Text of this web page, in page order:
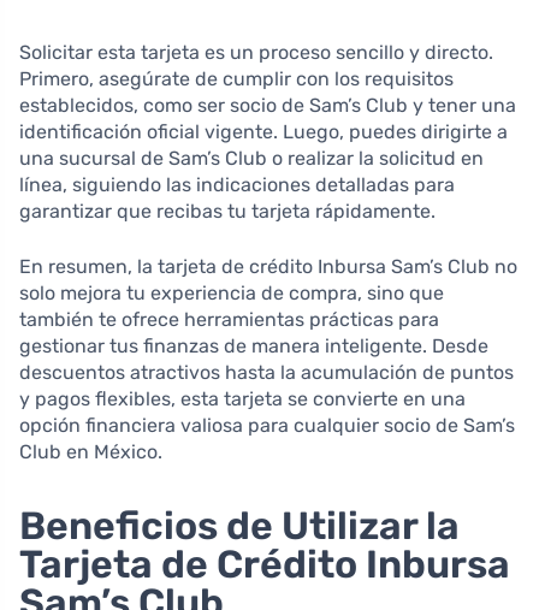
Solicitar esta tarjeta es un proceso sencillo y directo.
Primero, asegúrate de cumplir con los requisitos
establecidos, como ser socio de Sam’s Club y tener una
identificación oficial vigente. Luego, puedes dirigirte a
una sucursal de Sam’s Club o realizar la solicitud en
línea, siguiendo las indicaciones detalladas para
garantizar que recibas tu tarjeta rápidamente.
En resumen, la tarjeta de crédito Inbursa Sam’s Club no
solo mejora tu experiencia de compra, sino que
también te ofrece herramientas prácticas para
gestionar tus finanzas de manera inteligente. Desde
descuentos atractivos hasta la acumulación de puntos
y pagos flexibles, esta tarjeta se convierte en una
opción financiera valiosa para cualquier socio de Sam’s
Club en México.
Beneficios de Utilizar la
Tarjeta de Crédito Inbursa